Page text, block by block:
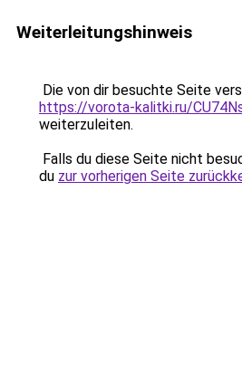
Weiterleitungshinweis
Die von dir besuchte Seite
https://vorota-kalitki.ru/
weiterzuleiten.
Falls du diese Seite nicht
du zur vorherigen Seite